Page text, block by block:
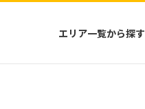
エリア一覧から探す